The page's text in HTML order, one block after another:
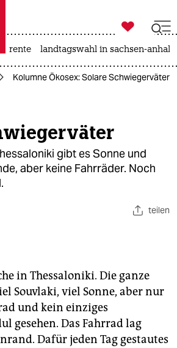
taz zahl ich
zahl ich

taz zahl ich
rente landtagswahl in sachsen-anhalt
Kolumne Ökosex: Solare Schwiegerväter
gibt es Sonne und
aber keine Fahrräder. Noch
teilen
in Thessaloniki. Die ganze
Souvlaki, viel Sonne, aber nur
und kein einziges
gesehen. Das Fahrrad lag
Dafür jeden Tag gestautes